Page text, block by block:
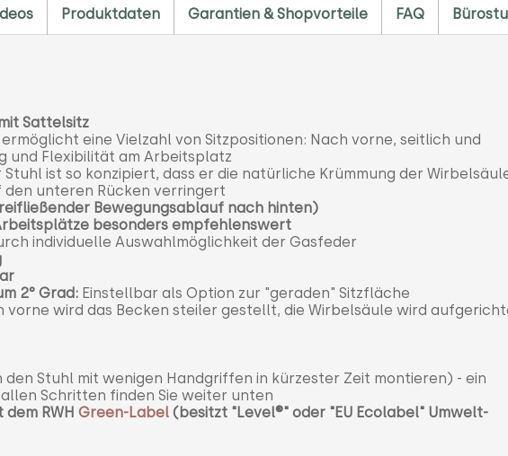
Produktdaten Garantien & Shopvorteile FAQ
Sattelsitz
eine Vielzahl von Sitzpositionen: Nach vorne, seitlich und
und Flexibilität am Arbeitsplatz
Stuhl ist so konzipiert, dass er die natürliche Krümmung der
unteren Rücken verringert
Bewegungsablauf nach hinten)
besonders empfehlenswert
individuelle Auswahlmöglichkeit der Gasfeder
2° Grad: Einstellbar als Option zur "geraden" Sitzfläche
vorne wird das Becken steiler gestellt, die Wirbelsäule wird
den Stuhl mit wenigen Handgriffen in kürzester Zeit montieren) - ein
Schritten finden Sie weiter unten
RWH Green-Label (besitzt "Level®" oder "EU Ecolabel" Umwelt-